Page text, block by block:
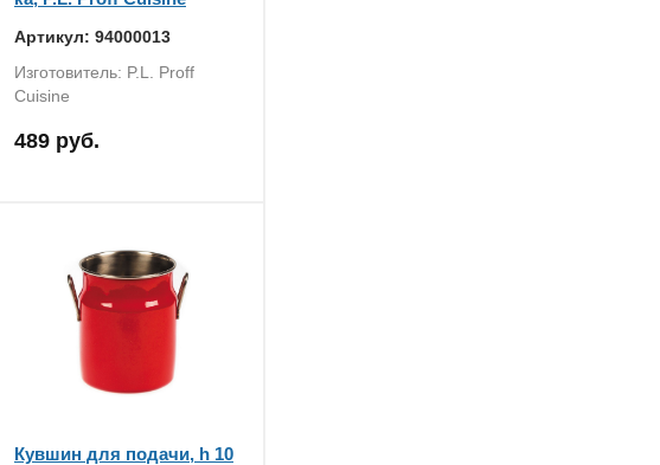
Артикул: 94000013
Изготовитель: P.L. Proff
Cuisine
489 руб.
Кувшин для подачи, h 10